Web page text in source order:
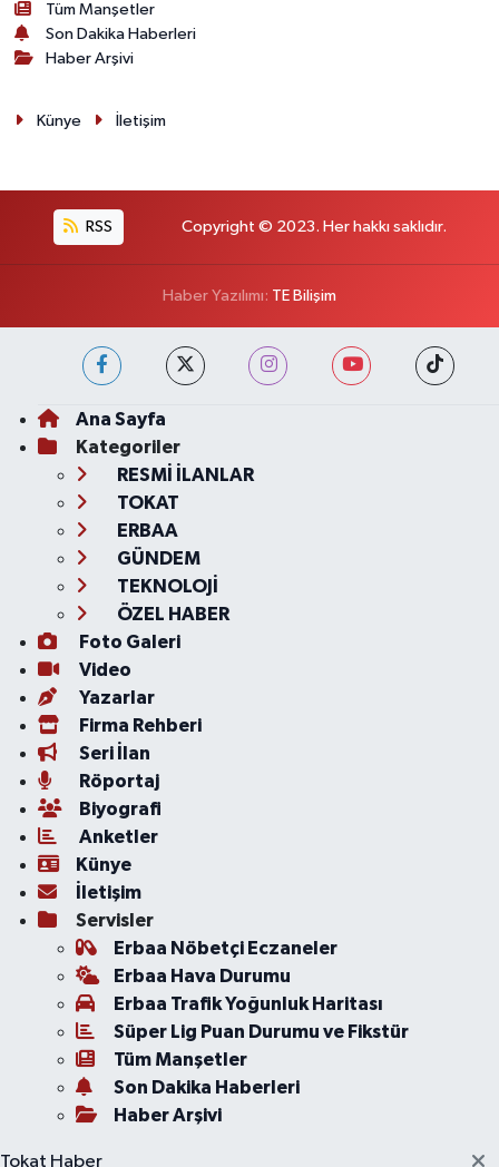
Tüm Manşetler
Son Dakika Haberleri
Haber Arşivi
Künye İletişim
RSS Copyright © 2023. Her hakkı saklıdır.
Haber Yazılımı: TE Bilişim
Ana Sayfa
Kategoriler
RESMİ İLANLAR
TOKAT
ERBAA
GÜNDEM
TEKNOLOJİ
ÖZEL HABER
Foto Galeri
Video
Yazarlar
Firma Rehberi
Seri İlan
Röportaj
Biyografi
Anketler
Künye
İletişim
Servisler
Erbaa Nöbetçi Eczaneler
Erbaa Hava Durumu
Erbaa Trafik Yoğunluk Haritası
Süper Lig Puan Durumu ve Fikstür
Tüm Manşetler
Son Dakika Haberleri
Haber Arşivi
Tokat Haber